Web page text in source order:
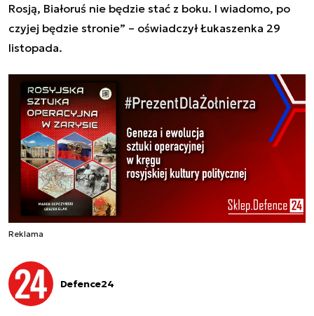
Rosją, Białoruś nie będzie stać z boku. I wiadomo, po
czyjej będzie stronie” – oświadczył Łukaszenka 29
listopada.
Reklama
Defence24